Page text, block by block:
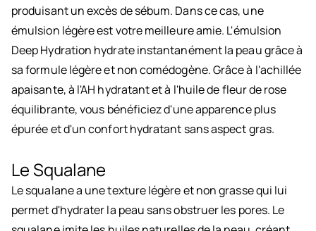
produisant un excès de sébum. Dans ce cas, une
émulsion légère est votre meilleure amie. L'émulsion
Deep Hydration hydrate instantanément la peau grâce à
sa formule légère et non comédogène. Grâce à l'achillée
apaisante, à l'AH hydratant et à l'huile de fleur de rose
équilibrante, vous bénéficiez d'une apparence plus
épurée et d'un confort hydratant sans aspect gras.
Le Squalane
Le squalane a une texture légère et non grasse qui lui
permet d'hydrater la peau sans obstruer les pores. Le